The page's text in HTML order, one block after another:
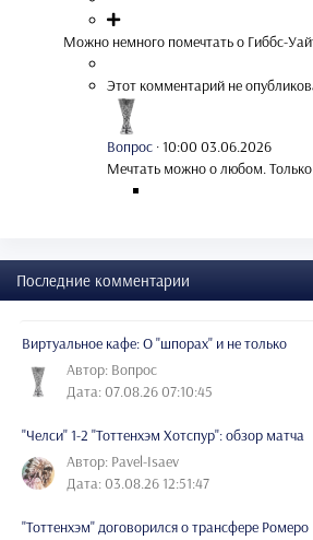
Можно немного помечтать о Гиббс-
Этот комментарий не
Вопрос ·10:00 03.06.2026
Мечтать можно о любом. Только
Последние комментарии
Виртуальное кафе: О "шпорах" и не только
Автор: Вопрос
Дата: 07.08.26 07:10:45
"Челси" 1-2 "Тоттенхэм Хотспур": обзор матча
Автор: Pavel-Isaev
Дата: 03.08.26 12:51:47
"Тоттенхэм" договорился о трансфере Ромеро